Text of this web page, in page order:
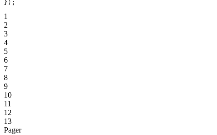
});
1
2
3
4
5
6
7
8
9
10
11
12
13
Pager